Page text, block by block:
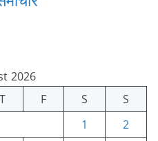
2026
T F S
S
1
2